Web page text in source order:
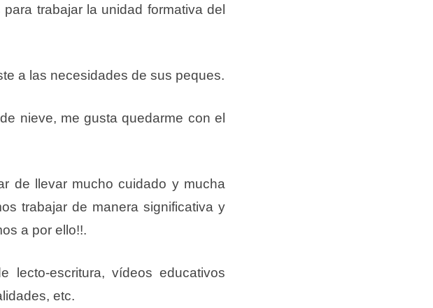
trabajar la unidad formativa del
a las necesidades de sus peques.
nieve, me gusta quedarme con el
de llevar mucho cuidado y mucha
trabajar de manera significativa y
a por ello!!.
lecto-escritura, vídeos educativos
etc.